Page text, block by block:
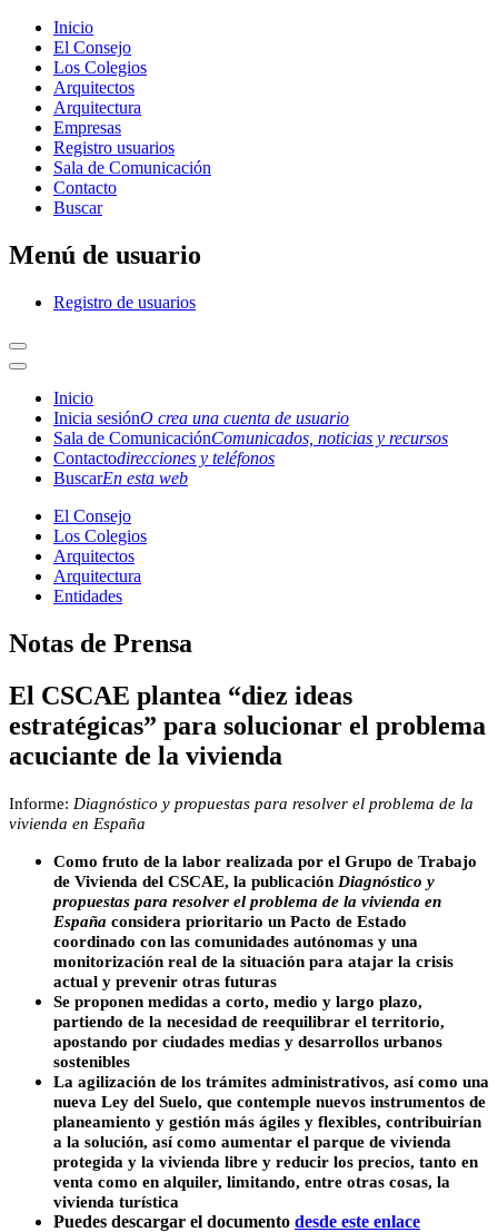
Inicio
El Consejo
Los Colegios
Arquitectos
Arquitectura
Empresas
Registro usuarios
Sala de Comunicación
Contacto
Buscar
Menú de usuario
Registro de usuarios
Inicio
Inicia sesiónO crea una cuenta de usuario
Sala de ComunicaciónComunicados, noticias y recursos
Contactodirecciones y teléfonos
BuscarEn esta web
El Consejo
Los Colegios
Arquitectos
Arquitectura
Entidades
Notas de Prensa
El CSCAE plantea “diez ideas
estratégicas” para solucionar el problema
acuciante de la vivienda
Informe: Diagnóstico y propuestas para resolver el problema de la
vivienda en España
Como fruto de la labor realizada por el Grupo de Trabajo
de Vivienda del CSCAE, la publicación Diagnóstico y
propuestas para resolver el problema de la vivienda en
España considera prioritario un Pacto de Estado
coordinado con las comunidades autónomas y una
monitorización real de la situación para atajar la crisis
actual y prevenir otras futuras
Se proponen medidas a corto, medio y largo plazo,
partiendo de la necesidad de reequilibrar el territorio,
apostando por ciudades medias y desarrollos urbanos
sostenibles
La agilización de los trámites administrativos, así como una
nueva Ley del Suelo, que contemple nuevos instrumentos de
planeamiento y gestión más ágiles y flexibles, contribuirían
a la solución, así como aumentar el parque de vivienda
protegida y la vivienda libre y reducir los precios, tanto en
venta como en alquiler, limitando, entre otras cosas, la
vivienda turística
Puedes descargar el documento desde este enlace